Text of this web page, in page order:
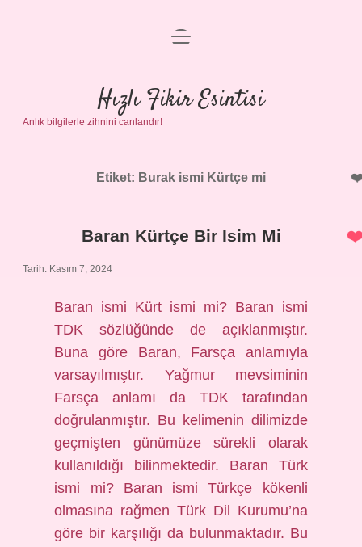
Anasayfa
Gizlilik Politikası
Yasal Uyarı
menüyü
Hızlı Fikir Esintisi
Anlık bilgilerle zihnini canlandır!
Etiket: Burak ismi Kürtçe mi
Baran Kürtçe Bir Isim Mi
Tarih: Kasım 7, 2024
Baran ismi Kürt ismi mi? Baran ismi
TDK sözlüğünde de açıklanmıştır.
Buna göre Baran, Farsça anlamıyla
varsayılmıştır. Yağmur mevsiminin
Farsça anlamı da TDK tarafından
doğrulanmıştır. Bu kelimenin dilimizde
geçmişten günümüze sürekli olarak
kullanıldığı bilinmektedir. Baran Türk
ismi mi? Baran ismi Türkçe kökenli
olmasına rağmen Türk Dil Kurumu’na
göre bir karşılığı da bulunmaktadır. Bu